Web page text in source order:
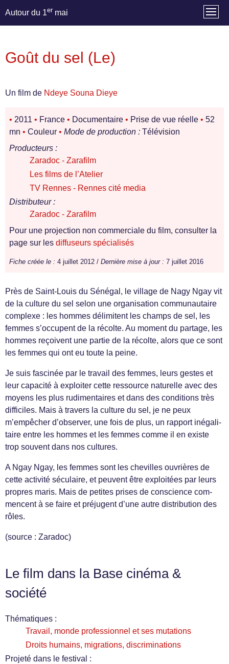
Autour du 1er mai
Goût du sel (Le)
Un film de Ndeye Souna Dieye
• 2011 • France • Documentaire • Prise de vue réelle • 52
mn • Couleur • Mode de production : Télévision
Producteurs :
Zaradoc - Zarafilm
Les films de l’Atelier
TV Rennes - Rennes cité media
Distributeur :
Zaradoc - Zarafilm
Pour une projection non commerciale du film, consulter la
page sur les diffuseurs spécialisés
Fiche créée le : 4 juillet 2012 / Dernière mise à jour : 7 juillet 2016
Près de Saint-Louis du Séné­gal, le vil­lage de Nagy Ngay vit
de la cul­ture du sel selon une organ­i­sa­tion com­mu­nau­taire
com­plexe : les hommes délim­i­tent les champs de sel, les
femmes s’occupent de la récolte. Au moment du partage, les
hommes reçoivent une par­tie de la récolte, alors que ce sont
les femmes qui ont eu toute la peine.
Je suis fascinée par le tra­vail des femmes, leurs gestes et
leur capac­ité à exploiter cette ressource naturelle avec des
moyens les plus rudi­men­taires et dans des con­di­tions très
dif­fi­ciles. Mais à tra­vers la cul­ture du sel, je ne peux
m’empêcher d’observer, une fois de plus, un rap­port iné­gal­i­
taire entre les hommes et les femmes comme il en existe
trop sou­vent dans nos cultures.
A Ngay Ngay, les femmes sont les chevilles ouvrières de
cette activ­ité sécu­laire, et peu­vent être exploitées par leurs
pro­pres maris. Mais de petites prises de con­science com­
men­cent à se faire et préju­gent d’une autre dis­tri­b­u­tion des
rôles.
(source : Zaradoc)
Le film dans la Base cinéma &
société
Thématiques :
Travail, monde professionnel et ses mutations
Droits humains, migrations, discriminations
Projeté dans le festival :